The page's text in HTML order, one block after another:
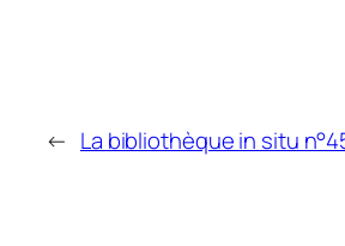
← La bibliothèque in situ